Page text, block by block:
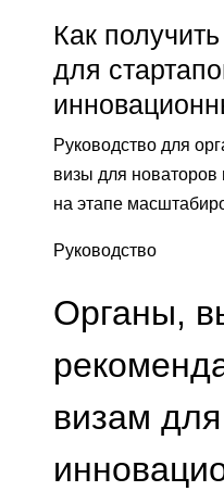
Как
для
Руководство для
визы для
на этапе
Руководство
Органы,
визам